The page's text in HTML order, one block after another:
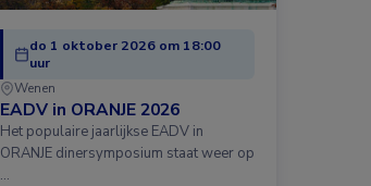
do 1 oktober 2026 om 18:00
uur
Wenen
EADV in ORANJE 2026
Het populaire jaarlijkse EADV in
ORANJE dinersymposium staat weer op
…